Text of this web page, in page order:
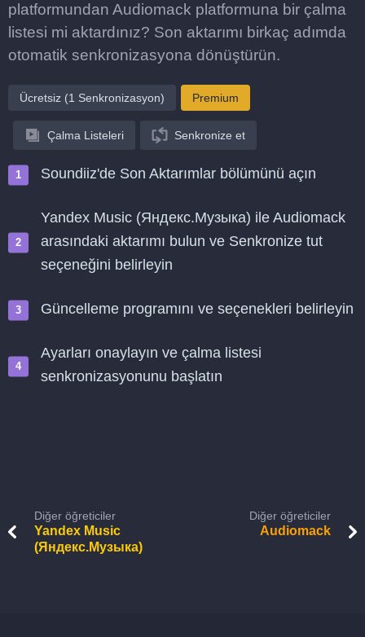
platformundan Audiomack platformuna bir çalma
listesi mi aktardınız? Son aktarımı birkaç adımda
otomatik senkronizasyona dönüştürün.
Ücretsiz (1 Senkronizasyon) Premium
Çalma Listeleri Senkronize et
Soundiiz'de Son Aktarımlar bölümünü açın
Yandex Music (Яндекс.Музыка) ile Audiomack
arasındaki aktarımı bulun ve Senkronize tut
seçeneğini belirleyin
Güncelleme programını ve seçenekleri belirleyin
Ayarları onaylayın ve çalma listesi
senkronizasyonunu başlatın
Diğer öğreticiler
Yandex Music
(Яндекс.Музыка)
Diğer öğreticiler
Audiomack